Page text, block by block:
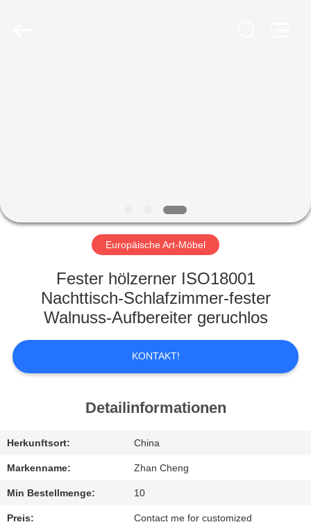
VR-
ÜBER
WERKSBESICHTIGUNG
QUALITÄTSKONTROLLE
BITTE
UM
EIN
ANGEBOT
Europäische Art-Möbel
Fester hölzerner ISO18001
Nachttisch-Schlafzimmer-fester
Walnuss-Aufbereiter geruchlos
KONTAKT!
Detailinformationen
Herkunftsort: China
Markenname: Zhan Cheng
Min Bestellmenge: 10
Preis: Contact me for customized